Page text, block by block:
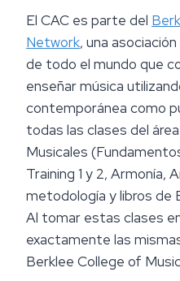
El CAC es parte del
Network, una
de todo el mundo que
enseñar música
contemporánea como
todas las clases del
Musicales
Training 1 y 2, Armonía,
metodología y libros de
Al tomar estas clases
exactamente las
Berklee College of